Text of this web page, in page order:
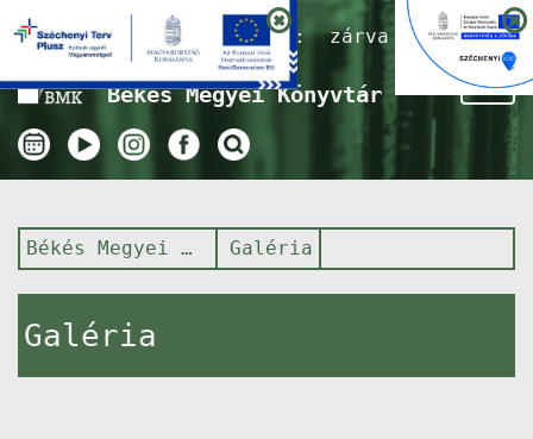
Nyitvatartás ma:zárva
Békés Megyei Könyvtár
Békés Megyei Könyvtár Galéria
Galéria